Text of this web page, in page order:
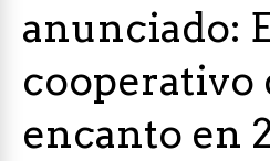
anunciado:
cooperativo
encanto en